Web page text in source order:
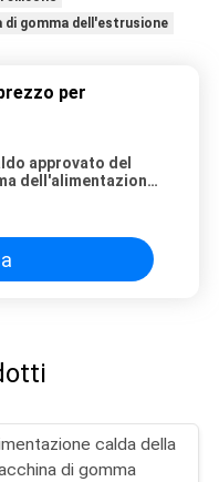
di gomma dell'estrusione
per
approvato del
dell'alimentazione
calda della
di gomma